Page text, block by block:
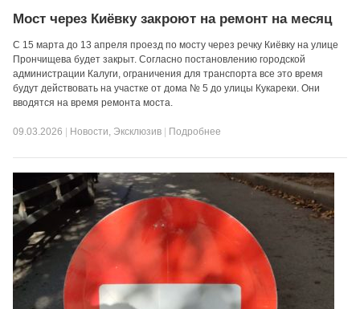
Мост через Киёвку закроют на ремонт на месяц
С 15 марта до 13 апреля проезд по мосту через речку Киёвку на улице
Прончищева будет закрыт. Согласно постановлению городской
администрации Калуги, ограничения для транспорта все это время
будут действовать на участке от дома № 5 до улицы Кукареки. Они
вводятся на время ремонта моста.
09.03.2026 Новости, Эксклюзив Подробнее